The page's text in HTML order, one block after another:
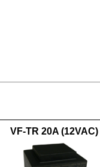
VF-TR 20A (12VAC)